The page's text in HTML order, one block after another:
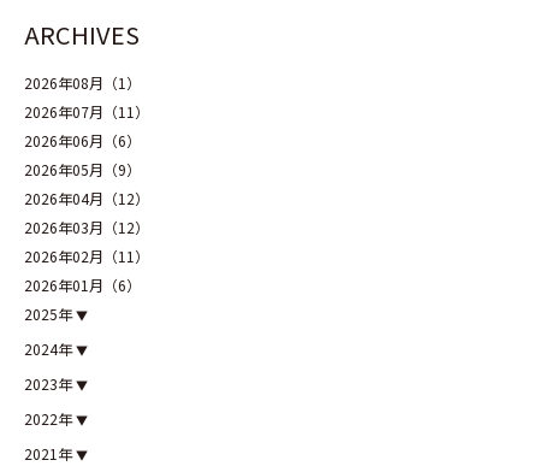
ARCHIVES
2026年08月（1）
2026年07月（11）
2026年06月（6）
2026年05月（9）
2026年04月（12）
2026年03月（12）
2026年02月（11）
2026年01月（6）
2025年
2024年
2023年
2022年
2021年